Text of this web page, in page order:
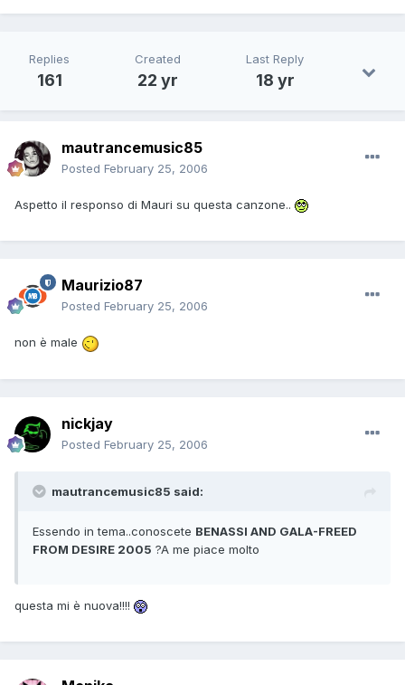
Replies
161
Created
22 yr
Last Reply
18 yr
mautrancemusic85
Posted February 25, 2006
Aspetto il responso di Mauri su questa canzone..
Maurizio87
Posted February 25, 2006
non è male
nickjay
Posted February 25, 2006
mautrancemusic85 said:
Essendo in tema..conoscete BENASSI AND GALA-FREED
FROM DESIRE 2005 ?A me piace molto
questa mi è nuova!!!!